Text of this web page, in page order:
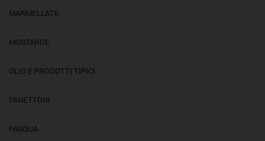
MARMELLATE
MOSTARDE
OLIO E PRODOTTI TIPICI
PANETTONI
PASQUA